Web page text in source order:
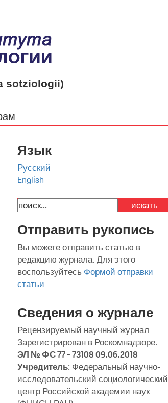
sotziologii)
Язык
Русский
English
искать
Отправить рукопись
Вы можете отправить статью в
редакцию журнала. Для этого
воспользуйтесь Формой отправки
статьи
Сведения о журнале
Рецензируемый научный журнал
Зарегистрирован в Роскомнадзоре.
ЭЛ № ФС 77 - 73108 09.06.2018
Учредитель: Федеральный научно-
исследовательский социологический
центр Российской академии наук